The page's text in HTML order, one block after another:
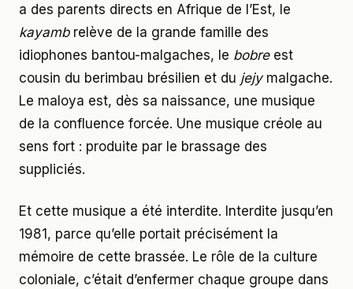
a des parents directs en Afrique de l’Est, le
kayambrelève de la grande famille des
idiophones bantou-malgaches, le bobreest
cousin du berimbau brésilien et du jejymalgache.
Le maloya est, dès sa naissance, une musique
de la confluence forcée. Une musique créole au
sens fort : produite par le brassage des
suppliciés.
Et cette musique a été interdite. Interdite jusqu’en
1981, parce qu’elle portait précisément la
mémoire de cette brassée. Le rôle de la culture
coloniale, c’était d’enfermer chaque groupe dans